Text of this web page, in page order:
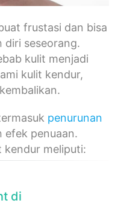
frustasi dan bisa
diri seseorang.
kulit menjadi
kulit kendur,
penurunan
efek penuaan.
kendur meliputi:
di